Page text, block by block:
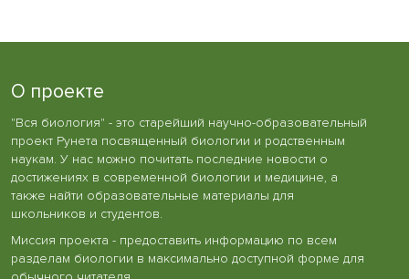
О проекте
"Вся биология" - это старейший научно-образовательный
проект Рунета посвященный биологии и родственным
наукам. У нас можно почитать последние новости о
достижениях в современной биологии и медицине, а
также найти образовательные материалы для
школьников и студентов.
Миссия проекта - предоставить информацию по всем
разделам биологии в максимально доступной форме для